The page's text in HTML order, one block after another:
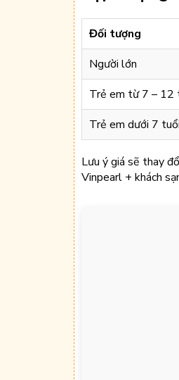
Đối tượng
Người lớn
Trẻ em từ 7 – 12
Trẻ em dưới 7 tuổi
Lưu ý giá sẽ thay
Vinpearl + khách